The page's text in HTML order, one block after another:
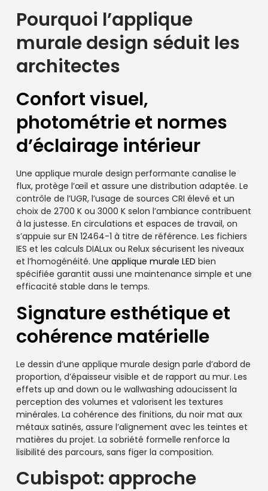
Pourquoi l’applique
murale design séduit les
architectes
Confort visuel,
photométrie et normes
d’éclairage intérieur
Une applique murale design performante canalise le
flux, protège l’œil et assure une distribution adaptée. Le
contrôle de l’UGR, l’usage de sources CRI élevé et un
choix de 2700 K ou 3000 K selon l’ambiance contribuent
à la justesse. En circulations et espaces de travail, on
s’appuie sur EN 12464-1 à titre de référence. Les fichiers
IES et les calculs DIALux ou Relux sécurisent les niveaux
et l’homogénéité. Une applique murale LED bien
spécifiée garantit aussi une maintenance simple et une
efficacité stable dans le temps.
Signature esthétique et
cohérence matérielle
Le dessin d’une applique murale design parle d’abord de
proportion, d’épaisseur visible et de rapport au mur. Les
effets up and down ou le wallwashing adoucissent la
perception des volumes et valorisent les textures
minérales. La cohérence des finitions, du noir mat aux
métaux satinés, assure l’alignement avec les teintes et
matières du projet. La sobriété formelle renforce la
lisibilité des parcours, sans figer la composition.
Cubispot: approche